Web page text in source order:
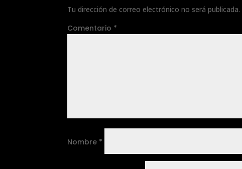
Tu dirección de correo electrónico no será publicada.
Comentario *
Nombre *